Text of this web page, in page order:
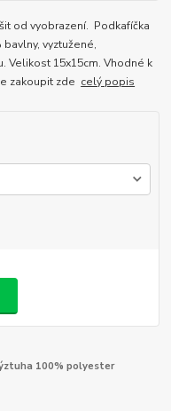
od vyobrazení. Podkafíčka
vyztužené,
Velikost 15x15cm. Vhodné k
zakoupit zde celý popis
100% polyester